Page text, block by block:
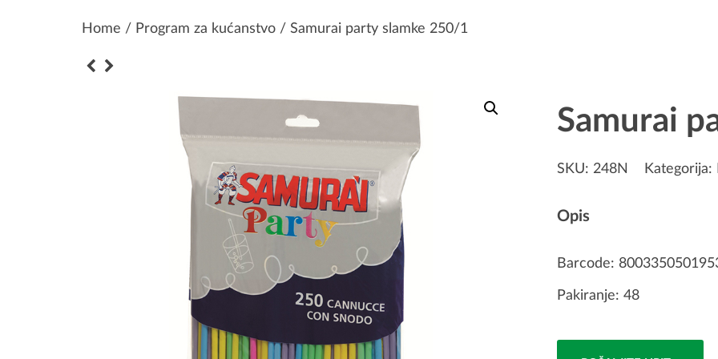
Home / Program za kućanstvo / Samurai party slamke 250/1
Samurai
SKU: 248N Kategorija:
Opis
Barcode:
Pakiranje: 48